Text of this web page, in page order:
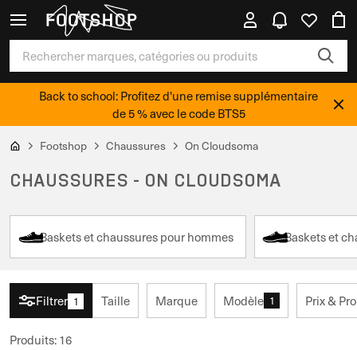
Back to school: Profitez d'une remise supplémentaire
de 5 % avec le code BTS5
Footshop Chaussures On Cloudsoma
CHAUSSURES - ON CLOUDSOMA
Baskets et chaussures pour hommes Baskets et
Filtrer 1 Taille Marque Modèle 1 Prix &
Produits: 16